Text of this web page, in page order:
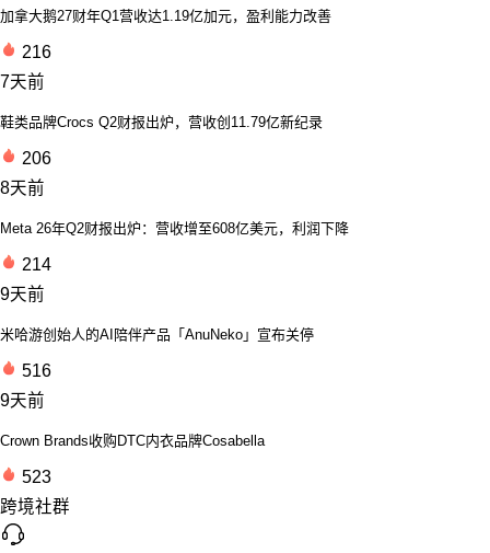
加拿大鹅27财年Q1营收达1.19亿加元，盈利能力改善
216
7天前
鞋类品牌Crocs Q2财报出炉，营收创11.79亿新纪录
206
8天前
Meta 26年Q2财报出炉：营收增至608亿美元，利润下降
214
9天前
米哈游创始人的AI陪伴产品「AnuNeko」宣布关停
516
9天前
Crown Brands收购DTC内衣品牌Cosabella
523
跨境社群